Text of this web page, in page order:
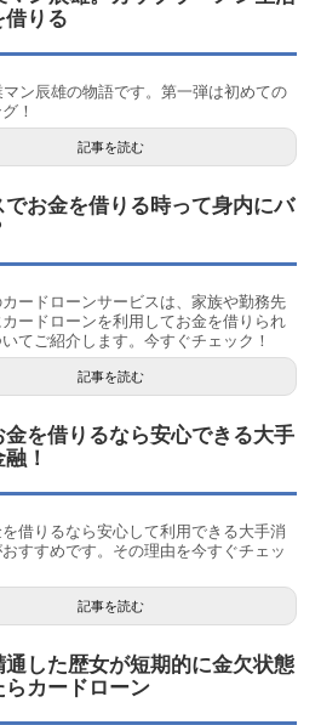
借りる
ン辰雄の物語です。第一弾は初めての
！
記事を読む
でお金を借りる時って身内にバ
ードローンサービスは、家族や勤務先
ードローンを利用してお金を借りられ
てご紹介します。今すぐチェック！
記事を読む
金を借りるなら安心できる大手
！
借りるなら安心して利用できる大手消
すすめです。その理由を今すぐチェッ
記事を読む
通した歴女が短期的に金欠状態
らカードローン